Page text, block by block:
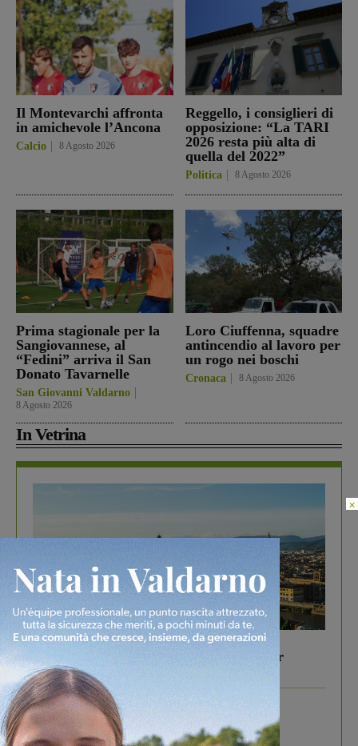
Il Montevarchi affronta
in amichevole l’Ancona
Calcio 8 Agosto 2026
Reggello, i consiglieri di
opposizione: “La TARI
2026 resta più alta di
quella del 2022”
Politica 8 Agosto 2026
Prima stagionale per la
Sangiovannese, al
“Fedini” arriva il San
Donato Tavarnelle
San Giovanni Valdarno
8 Agosto 2026
Loro Ciuffenna, squadre
antincendio al lavoro per
un rogo nei boschi
Cronaca 8 Agosto 2026
In Vetrina
In vetrina 6 Agosto 2026
Gita di famiglia a Firenze: 5 idee per far
divertire i tuoi figli
×